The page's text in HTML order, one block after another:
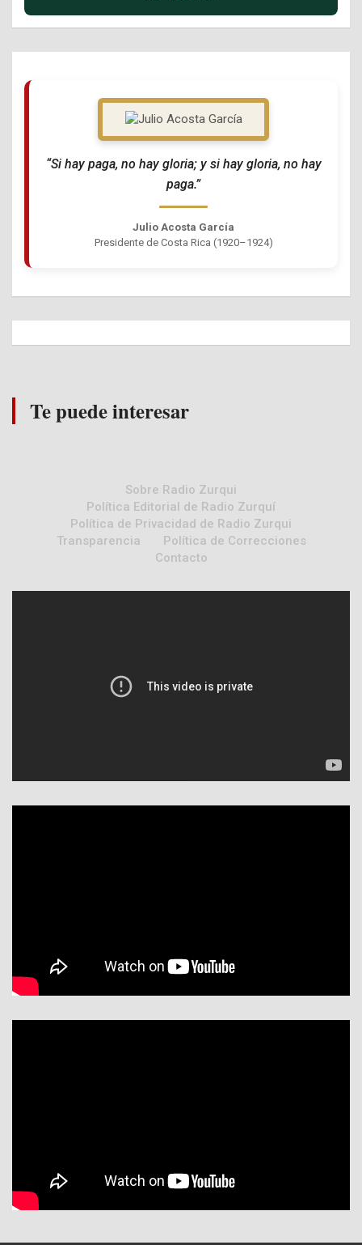
“Si hay paga, no hay gloria; y si hay gloria, no hay
paga.”
Julio Acosta García
Presidente de Costa Rica (1920–1924)
Te puede interesar
Sobre Radio Zurqui
Política Editorial de Radio Zurquí
Política de Privacidad de Radio Zurqui
Transparencia
Política de Correcciones
Contacto